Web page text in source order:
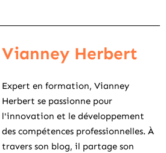
Vianney Herbert
Expert en formation, Vianney
Herbert se passionne pour
l'innovation et le développement
des compétences professionnelles. À
travers son blog, il partage son